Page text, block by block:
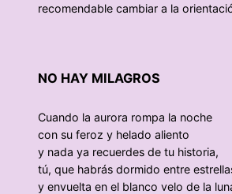
recomendable cambiar a la
NO HAY MILAGROS
Cuando la aurora rompa la noche
con su feroz y helado aliento
y nada ya recuerdes de tu historia,
tú, que habrás dormido entre
y envuelta en el blanco velo de la